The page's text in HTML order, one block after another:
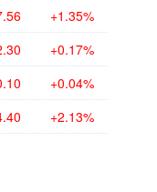
+1.35%
+0.17%
+0.04%
+2.13%